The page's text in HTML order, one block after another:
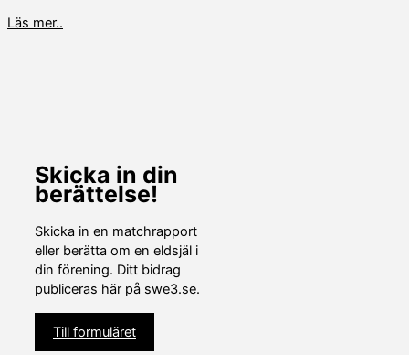
Distriktslagets
Läs mer..
Skicka in din
berättelse!
Skicka in en matchrapport
eller berätta om en eldsjäl i
din förening. Ditt bidrag
publiceras här på swe3.se.
Till formuläret